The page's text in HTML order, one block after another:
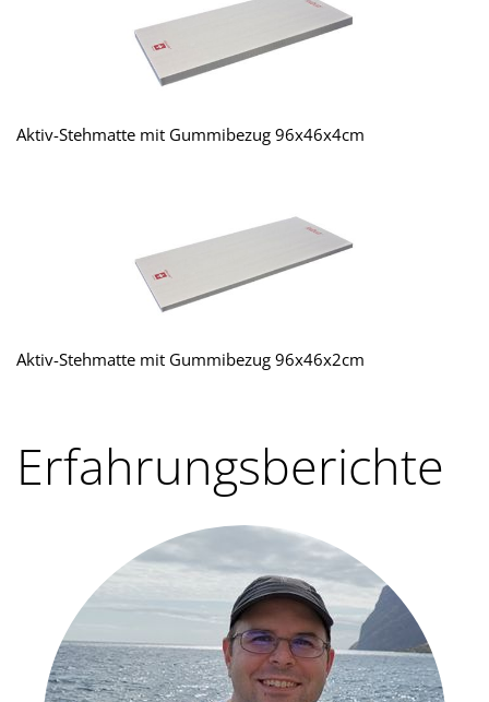
Aktiv-Stehmatte mit Gummibezug 96x46x4cm
Aktiv-Stehmatte mit Gummibezug 96x46x2cm
Erfahrungsberichte